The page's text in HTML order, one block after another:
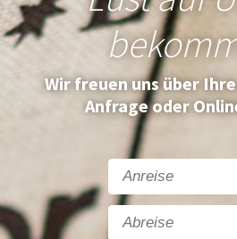
Wir freuen uns über
Anfrage oder